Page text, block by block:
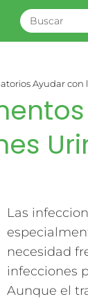
Ayudar con
Las
necesidad
infecciones
Aunque el